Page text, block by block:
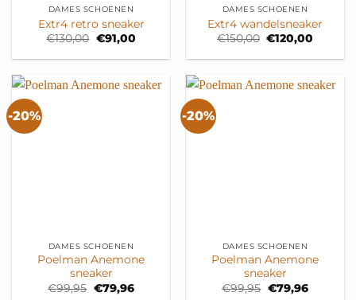
DAMES SCHOENEN
Extr4 retro sneaker
€130,00 Oorspronkelijke
prijs
was:
€91,00Huidige
is:
DAMES SCHOENEN
Extr4 wandelsneaker
€150,00 Oorspronkelijke
was:
€120,00
is:
-20%
DAMES SCHOENEN
Poelman Anemone
sneaker
€99,95 Oorspronkelijke
€79,96Huidige
-20%
DAMES SCHOENEN
Poelman Anemone
sneaker
€99,95 Oorspronkelijke
€79,96Huidige